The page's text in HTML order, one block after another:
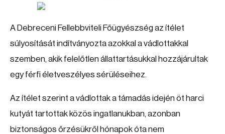
A Debreceni Fellebbviteli Főügyészség az ítélet
súlyosítását indítványozta azokkal a vádlottakkal
szemben, akik felelőtlen állattartásukkal hozzájárultak
egy férfi életveszélyes sérüléseihez.
Az ítélet szerint a vádlottak a támadás idején öt harci
kutyát tartottak közös ingatlanukban, azonban
biztonságos őrzésükről hónapok óta nem